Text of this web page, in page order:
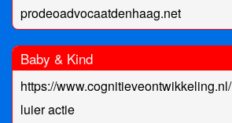
prodeoadvocaatdenhaag.net
Baby & Kind
https://www.cognitieveontwikkeling.nl/
luier actie